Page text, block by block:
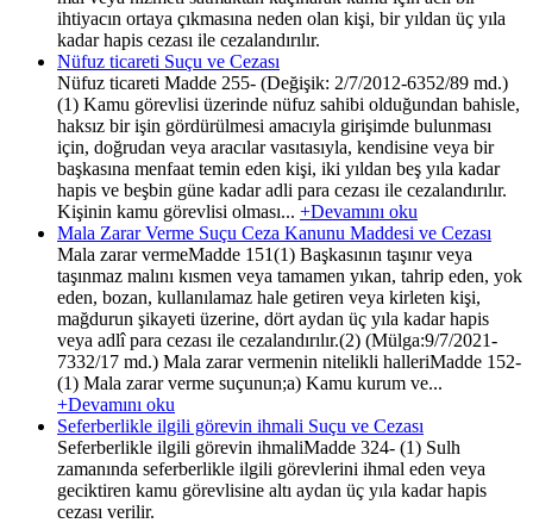
ihtiyacın ortaya çıkmasına neden olan kişi, bir yıldan üç yıla
kadar hapis cezası ile cezalandırılır.
Nüfuz ticareti Suçu ve Cezası
Nüfuz ticareti Madde 255- (Değişik: 2/7/2012-6352/89 md.)
(1) Kamu görevlisi üzerinde nüfuz sahibi olduğundan bahisle,
haksız bir işin gördürülmesi amacıyla girişimde bulunması
için, doğrudan veya aracılar vasıtasıyla, kendisine veya bir
başkasına menfaat temin eden kişi, iki yıldan beş yıla kadar
hapis ve beşbin güne kadar adli para cezası ile cezalandırılır.
Kişinin kamu görevlisi olması... +Devamını oku
Mala Zarar Verme Suçu Ceza Kanunu Maddesi ve Cezası
Mala zarar vermeMadde 151(1) Başkasının taşınır veya
taşınmaz malını kısmen veya tamamen yıkan, tahrip eden, yok
eden, bozan, kullanılamaz hale getiren veya kirleten kişi,
mağdurun şikayeti üzerine, dört aydan üç yıla kadar hapis
veya adlî para cezası ile cezalandırılır.(2) (Mülga:9/7/2021-
7332/17 md.) Mala zarar vermenin nitelikli halleriMadde 152-
(1) Mala zarar verme suçunun;a) Kamu kurum ve...
+Devamını oku
Seferberlikle ilgili görevin ihmali Suçu ve Cezası
Seferberlikle ilgili görevin ihmaliMadde 324- (1) Sulh
zamanında seferberlikle ilgili görevlerini ihmal eden veya
geciktiren kamu görevlisine altı aydan üç yıla kadar hapis
cezası verilir.